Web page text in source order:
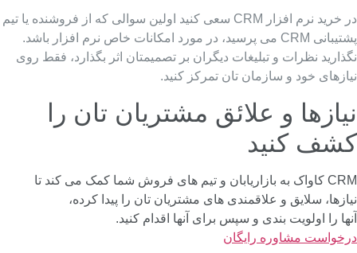
در خرید نرم افزار CRM سعی کنید اولین سوالی که از فروشنده یا تیم
پشتیبانی CRM می پرسید، در مورد امکانات خاص نرم افزار باشد.
نظرات و تبلیغات دیگران بر تصمیمتان اثر بگذارد، فقط روی
خود و سازمان تان تمرکز کنید.
و علائق مشتریان تان را
کنید
CRM کاواک به بازاریابان و تیم های فروش شما کمک می کند تا
سلایق و علاقمندی های مشتریان تان را پیدا کرده،
را اولویت بندی و سپس برای آنها اقدام کنید.
مشاوره رایگان